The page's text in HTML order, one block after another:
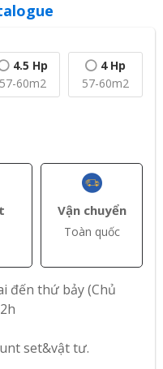
4.5 Hp
57-60m2
4 Hp
57-60m2
Vận chuyển
Toàn quốc
đến thứ bảy (Chủ
set&vật tư.